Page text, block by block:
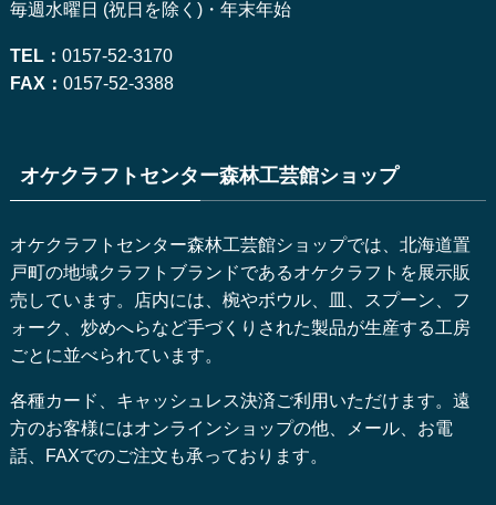
毎週水曜日 (祝日を除く)・年末年始
TEL： 0157-52-3170
FAX： 0157-52-3388
オケクラフトセンター森林工芸館ショップ
オケクラフトセンター森林工芸館ショップでは、北海道置
戸町の地域クラフトブランドであるオケクラフトを展示販
売しています。店内には、椀やボウル、皿、スプーン、フ
ォーク、炒めへらなど手づくりされた製品が生産する工房
ごとに並べられています。
各種カード、キャッシュレス決済ご利用いただけます。遠
方のお客様にはオンラインショップの他、メール、お電
話、FAXでのご注文も承っております。